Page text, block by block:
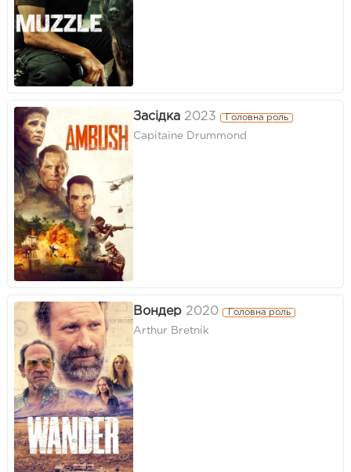
Засідка 2023 Головна роль
Capitaine Drummond
Вондер 2020 Головна роль
Arthur Bretnik